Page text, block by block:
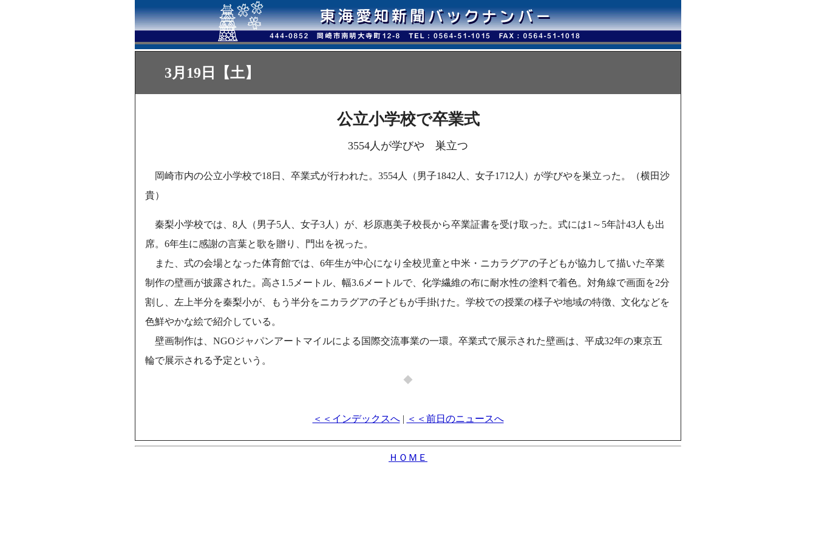
3月19日【土】
公立小学校で卒業式
3554人が学びや 巣立つ
岡崎市内の公立小学校で18日、卒業式が行われた。3554人（男子1842人、女子1712人）が学びやを巣立った。（横田沙
貴）
秦梨小学校では、8人（男子5人、女子3人）が、杉原惠美子校長から卒業証書を受け取った。式には1～5年計43人も出
席。6年生に感謝の言葉と歌を贈り、門出を祝った。
また、式の会場となった体育館では、6年生が中心になり全校児童と中米・ニカラグアの子どもが協力して描いた卒業
制作の壁画が披露された。高さ1.5メートル、幅3.6メートルで、化学繊維の布に耐水性の塗料で着色。対角線で画面を2分
割し、左上半分を秦梨小が、もう半分をニカラグアの子どもが手掛けた。学校での授業の様子や地域の特徴、文化などを
色鮮やかな絵で紹介している。
壁画制作は、NGOジャパンアートマイルによる国際交流事業の一環。卒業式で展示された壁画は、平成32年の東京五
輪で展示される予定という。
◆
＜＜インデックスへ| ＜＜前日のニュースへ
ＨＯＭＥ